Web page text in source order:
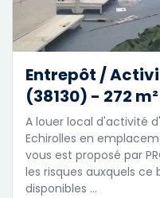
Entrepôt /
(38130) - 272
A louer local d'activité
Echirolles en
vous est proposé par
les risques auxquels ce
disponibles …